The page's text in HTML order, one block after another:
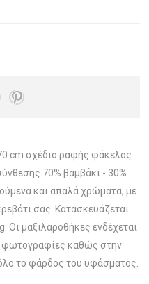
cm σχέδιο ραφής φάκελος.
70% βαμβάκι - 30%
και απαλά χρώματα, με
σας. Κατασκευάζεται
Οι μαξιλαροθήκες ενδέχεται
φωτογραφίες καθώς στην
το φάρδος του υφάσματος.